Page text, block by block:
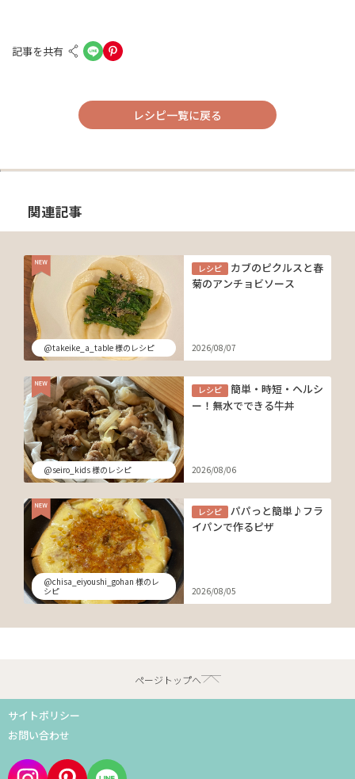
記事を共有
レシピ一覧に戻る
関連記事
@takeike_a_table 様のレシピ
レシピ
カブのピクルスと春
菊のアンチョビソース
2026/08/07
@seiro_kids 様のレシピ
レシピ
簡単・時短・ヘルシ
ー！無水でできる牛丼
2026/08/06
@chisa_eiyoushi_gohan 様のレ
シピ
レシピ
パパっと簡単♪フラ
イパンで作るピザ
2026/08/05
ページトップへ
サイトポリシー
お問い合わせ